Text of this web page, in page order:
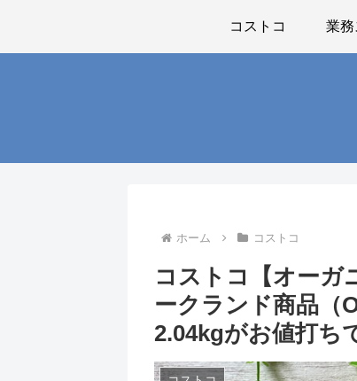
コストコ 業
ホーム コストコ
コストコ【オーガ
ークランド商品（
2.04kgがお値打ち